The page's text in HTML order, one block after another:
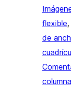
flexible,
de